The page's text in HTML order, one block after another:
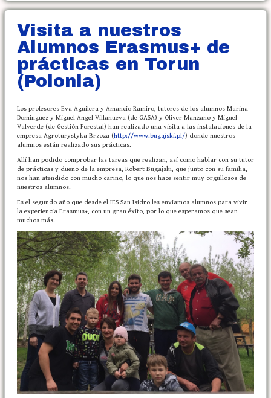
Visita a nuestros
Alumnos Erasmus+ de
prácticas en Torun
(Polonia)
Los profesores Eva Aguilera y Amancio Ramiro, tutores de los alumnos Marina
Dominguez y Miguel Angel Villanueva (de GASA) y Oliver Manzano y Miguel
Valverde (de Gestión Forestal) han realizado una visita a las instalaciones de la
empresa Agroturystyka Brzoza (http://www.bugajski.pl/) donde nuestros
alumnos están realizado sus prácticas.
Allí han podido comprobar las tareas que realizan, así como hablar con su tutor
de prácticas y dueño de la empresa, Robert Bugajski, que junto con su familia,
nos han atendido con mucho cariño, lo que nos hace sentir muy orgullosos de
nuestros alumnos.
Es el segundo año que desde el IES San Isidro les enviamos alumnos para vivir
la experiencia Erasmus+, con un gran éxito, por lo que esperamos que sean
muchos más.